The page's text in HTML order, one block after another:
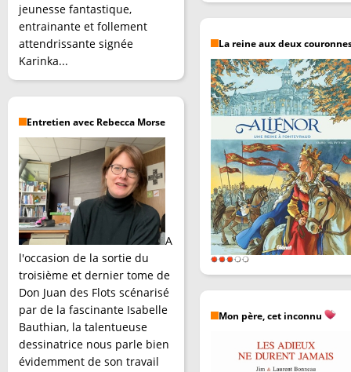
jeunesse fantastique,
entrainante et follement
attendrissante signée
Karinka...
Entretien avec Rebecca Morse
A
l'occasion de la sortie du
troisième et dernier tome de
Don Juan des Flots scénarisé
par de la fascinante Isabelle
Bauthian, la talentueuse
dessinatrice nous parle bien
évidemment de son travail
La reine aux deux
Mon père, cet inconnu